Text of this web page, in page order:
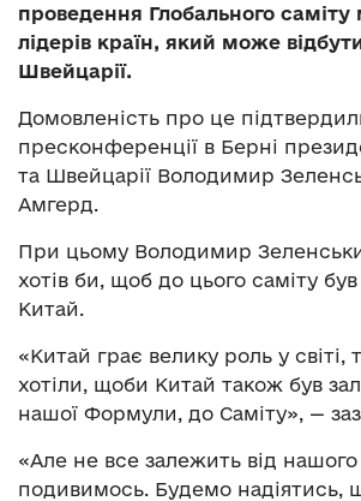
проведення Глобального саміту
лідерів країн, який може
Швейцарії.
Домовленість про це
пресконференції в Берні
та Швейцарії Володимир
Амгерд.
При цьому Володимир
хотів би, щоб до цього саміту
Китай.
«Китай грає велику роль у
хотіли, щоби Китай також був
нашої Формули, до Саміту», —
«Але не все залежить від нашого
подивимось. Будемо надіятись,